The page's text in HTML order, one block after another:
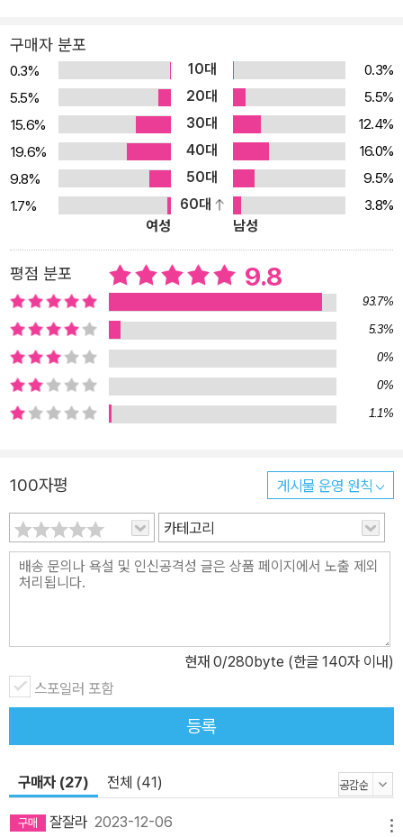
다. 아직 없는 길을 가야 한다고, 무언가를 이루고 싶다면 비상식적인
승부수를 던져야 한다고. “이제까지 가보지 않은 길에는 리스크가 많
다. 위험하기 짝이 없고, 극단적으로는 가다가 죽을 수도 있다. 그럼에
도 도전할 수 있는 발상, 도전하는 행동, 도전을 계속하는 힘, 도전하
는 열정 네 가지만 있다면 사람은 죽을 때까지 내 길을 찾으면서 살아
갈 수 있다. 무엇에서든 비상식적인 승부수를 던져야 살아남을 수 있
다. 그리고 살아남는다면 그 비상식은 곧 상식이 된다. 나는 여태껏 그
런 방식으로 살았다.” - 본문 중에서 그래서 김성근은 지금도 매일 아
시합에서 생긴 문제점을 어떻게 해결할지 오로지 ‘야구’를 생각하며
걷는다. 80대의 노구를 이끌고 아무렇지도 않게 야구장에 가서 운동
을 하고 훈련을 시키는 것, 그 역시도 바로 지금 김성근을 살게 하는
한 훈련 뒤에 숨어 있었던 리더의 본심, 아버지의 진심 ‘김성근’이라는
이름 뒤에 항상 꼬리표처럼 따라 붙는 것은 ‘혹사’였다. 김성근은 연습
을 너무 많이 시킨다는, 선수들의 미래는 생각하지 않고 그저 우승 하
다. 야구의 신이라 불릴 만큼 칭송받는 그였지만 아이러니하게도 야
구계에서도, 매스컴에서도 가장 비난받는 감독이었으며 프로야구에
서 가장 많이 잘린 감독이기도 했다. “나도 지도자 생활을 시작하고,
수없이 많은 자식을 품게 되며 비로소 어머니의 비정한 애정을 이해
할 수 있게 되었다. 나 역시 비정해졌다. 엄격하게 대했고, 혹독하게
훈련시켰다. 넘어져도 당장 일어나라고 소리쳤다. 손자가 넘어졌을
없이 노상 도움만 기다리게 되기 때문이다. 그러면 안 된다. 그래서 비
정함이야말로 진짜 애정인 것이다.” - 본문 중에서 그래서일까. 여전
히 수많은 선수에게 존경받는 스승으로 꼽히는 김성근이 JTBC 〈최
강야구〉에서 젊은 선수들에게 펑고를 쳐주는 장면에는 ‘시대의 스승’,
‘존경할 만한 어른’, ‘이상적인 리더’라는 찬사가 쏟아진다. 이는 분명
가혹하리만치 계속되는 김성근표 훈련 속에 사실은 부모의 애정이 담
겨 있기 때문일 것이다. 80세가 넘은 지금도 김성근은 매일 아침 야
구장에 가고, 직접 펑고를 쳐주고, 문제가 있는 선수를 발견하면 함께
구매자 분포
0.3% 10대
0.3%
5.5%
20대
5.5%
15.6%
30대
12.4%
19.6%
40대
16.0%
9.8%
50대
9.5%
1.7%
60대
3.8%
여성
남성
평점 분포 9.8
93.7%
5.3%
0%
0%
1.1%
100자평 게시물 운영 원칙
카테고리
현재 0/280byte (한글 140자 이내)
스포일러 포함
등록
구매자 (27) 전체 (41)
잘잘라 2023-12-06